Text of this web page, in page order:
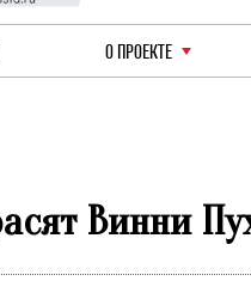
О ПРОЕКТЕ
Винни